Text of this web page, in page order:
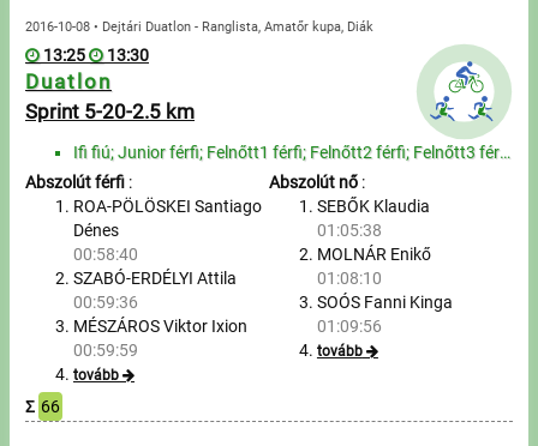
2016-10-08 • Dejtári Duatlon - Ranglista, Amatőr kupa, Diák
13:25 13:30
Duatlon
Sprint 5-20-2.5 km
Ifi fiú; Junior férfi; Felnőtt1 férfi; Felnőtt2 férfi; Felnőtt3 férfi; Felnőtt4 férfi; Szenior1 férf...
Abszolút férfi :
ROA-PÖLÖSKEI Santiago
Dénes
00:58:40
SZABÓ-ERDÉLYI Attila
00:59:36
MÉSZÁROS Viktor Ixion
00:59:59
tovább
Abszolút nő:
SEBŐK Klaudia
01:05:38
MOLNÁR Enikő
01:08:10
SOÓS Fanni Kinga
01:09:56
tovább
Σ 66